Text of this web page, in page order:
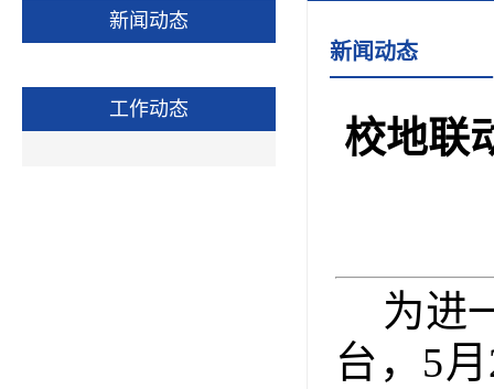
新闻动态
工作动态
新闻动态
校地联
为进
台， 5